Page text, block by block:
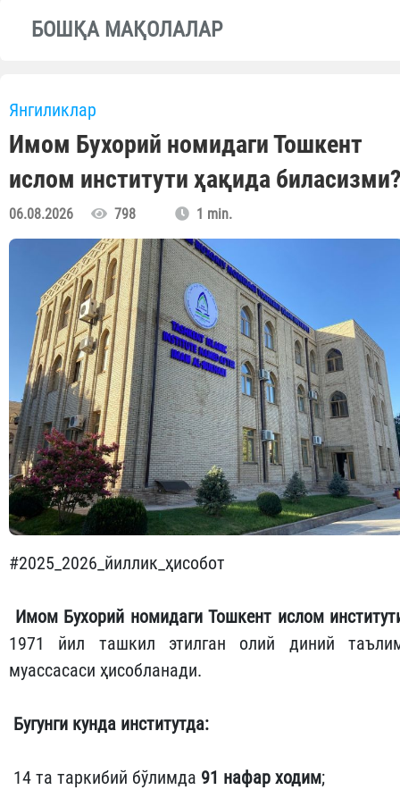
БОШҚА МАҚОЛАЛАР
Янгиликлар
Имом Бухорий номидаги Тошкент
ислом институти ҳақида
06.08.2026 798 1 min.
#2025_2026_йиллик_ҳисобот
Имом Бухорий номидаги Тошкент ислом
1971 йил ташкил этилган олий диний
муассасаси ҳисобланади.
Бугунги кунда институтда:
14 та таркибий бўлимда 91 нафар ходим;